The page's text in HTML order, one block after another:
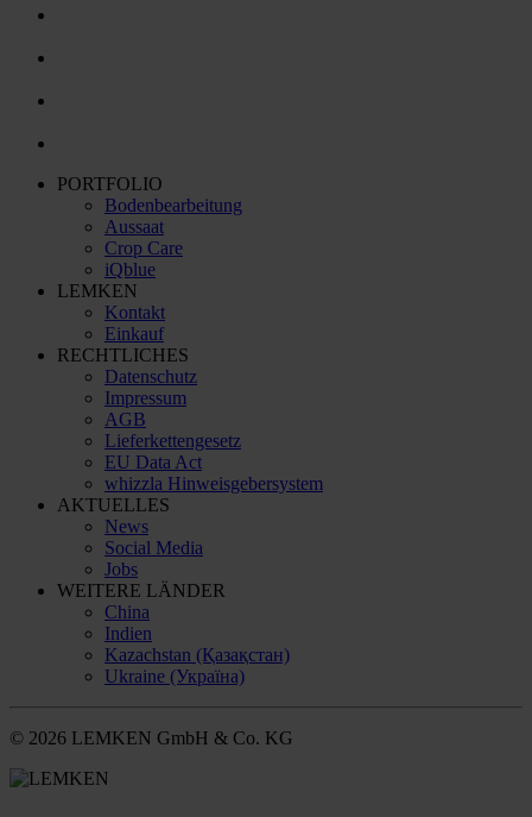
PORTFOLIO
Bodenbearbeitung
Aussaat
Crop Care
iQblue
LEMKEN
Kontakt
Einkauf
RECHTLICHES
Datenschutz
Impressum
AGB
Lieferkettengesetz
EU Data Act
whizzla Hinweisgebersystem
AKTUELLES
News
Social Media
Jobs
WEITERE LÄNDER
China
Indien
Kazachstan (Қазақстан)
Ukraine (Україна)
© 2026 LEMKEN GmbH & Co. KG